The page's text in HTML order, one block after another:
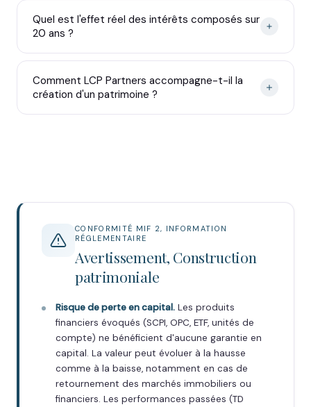
Quel est l'effet réel des intérêts composés sur
20 ans ?
Comment LCP Partners accompagne-t-il la
création d'un patrimoine ?
CONFORMITÉ MIF 2, INFORMATION
RÉGLEMENTAIRE
Avertissement, Construction
patrimoniale
Risque de perte en capital. Les produits
financiers évoqués (SCPI, OPC, ETF, unités de
compte) ne bénéficient d'aucune garantie en
capital. La valeur peut évoluer à la hausse
comme à la baisse, notamment en cas de
retournement des marchés immobiliers ou
financiers. Les performances passées (TD